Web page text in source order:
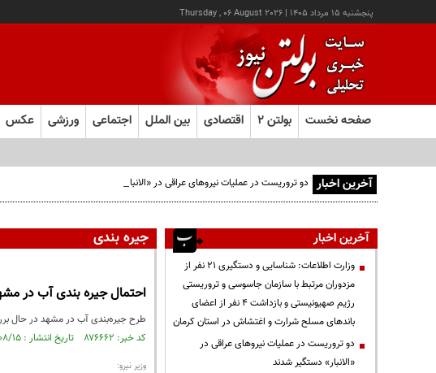
پنجشنبه ۱۵ مرداد ۱۴۰۵ |
Thursday , 06 August 2026
صفحه نخست بولتن ۲ اقتصادی بین الملل اجتماعی ورزشی عکس
آخرین اخبار دو تروریست در عملیات نیروهای عراقی در «الانبار» دستگیر شدند
جیره بندی
احتمال جیره بندی آب در
طرح جیره‌بندی آب در مشهد در حال
کد خبر: ۸۷۶۶۶۲ تاریخ انتشار : ۱۴۰۴/۰۸/۱۵
وزیر نیرو:
آخرین اخبار
وزارت اطلاعات: شناسایی و دستگیری ۲۱ نفر از
مزدوران مرتبط با سازمان جاسوسی و تروریستی
رژیم صهیونیستی و بازداشت ۴ نفر از اعضای
باندهای مسلح شرارت و اغتشاش در استان کرمان
دو تروریست در عملیات نیروهای عراقی در
«الانبار» دستگیر شدند